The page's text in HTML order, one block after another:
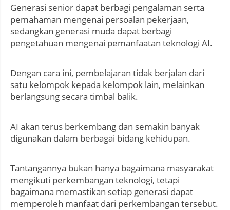
Generasi senior dapat berbagi pengalaman serta
pemahaman mengenai persoalan pekerjaan,
sedangkan generasi muda dapat berbagi
pengetahuan mengenai pemanfaatan teknologi AI.
Dengan cara ini, pembelajaran tidak berjalan dari
satu kelompok kepada kelompok lain, melainkan
berlangsung secara timbal balik.
AI akan terus berkembang dan semakin banyak
digunakan dalam berbagai bidang kehidupan.
Tantangannya bukan hanya bagaimana masyarakat
mengikuti perkembangan teknologi, tetapi
bagaimana memastikan setiap generasi dapat
memperoleh manfaat dari perkembangan tersebut.